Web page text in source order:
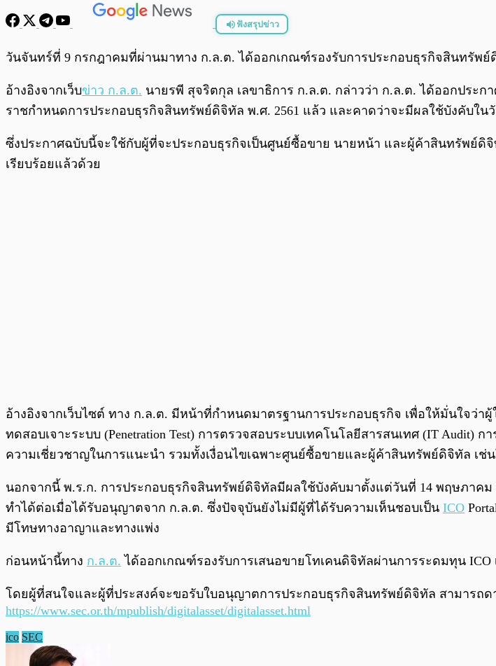
ฟังสรุปข่าว
พร้อมเล่น
วันจันทร์ที่ 9 กรกฎาคมที่ผ่านมาทาง ก.ล.ต. ได้ออกเกณฑ์รองรับการประกอบธุรกิจสินทรัพย์
อ้างอิงจากเว็บข่าว ก.ล.ต. นายรพี สุจริตกุล เลขาธิการ ก.ล.ต. กล่าวว่า ก.ล.ต. ได้ออกประ
ราชกำหนดการประกอบธุรกิจสินทรัพย์ดิจิทัล พ.ศ. 2561 แล้ว และคาดว่าจะมีผลใช้บังคับใน
ซึ่งประกาศฉบับนี้จะใช้กับผู้ที่จะประกอบธุรกิจเป็นศูนย์ซื้อขาย นายหน้า และผู้ค้าสินทรัพย์ดิ
เรียบร้อยแล้วด้วย
อ้างอิงจากเว็บไซต์ ทาง ก.ล.ต. มีหน้าที่กำหนดมาตรฐานการประกอบธุรกิจ เพื่อให้มั่นใจ
ทดสอบเจาะระบบ (Penetration Test) การตรวจสอบระบบเทคโนโลยีสารสนเทศ (IT
ความเชี่ยวชาญในการแนะนำ รวมทั้งเงื่อนไขเฉพาะศูนย์ซื้อขายและผู้ค้าสินทรัพย์ดิจิทัล เ
นอกจากนี้ พ.ร.ก. การประกอบธุรกิจสินทรัพย์ดิจิทัลมีผลใช้บังคับมาตั้งแต่วันที่ 14 พฤษภาค
ทำได้ต่อเมื่อได้รับอนุญาตจาก ก.ล.ต. ซึ่งปัจจุบันยังไม่มีผู้ที่ได้รับความเห็นชอบเป็น ICO
มีโทษทางอาญาและทางแพ่ง
ก่อนหน้านี้ทาง ก.ล.ต. ได้ออกเกณฑ์รองรับการเสนอขายโทเคนดิจิทัลผ่านการระดมทุน ICO
โดยผู้ที่สนใจและผู้ที่ประสงค์จะขอรับใบอนุญาตการประกอบธุรกิจสินทรัพย์ดิจิทัล สามารถด
https://www.sec.or.th/mpublish/digitalasset/digitalasset.html
ico SEC